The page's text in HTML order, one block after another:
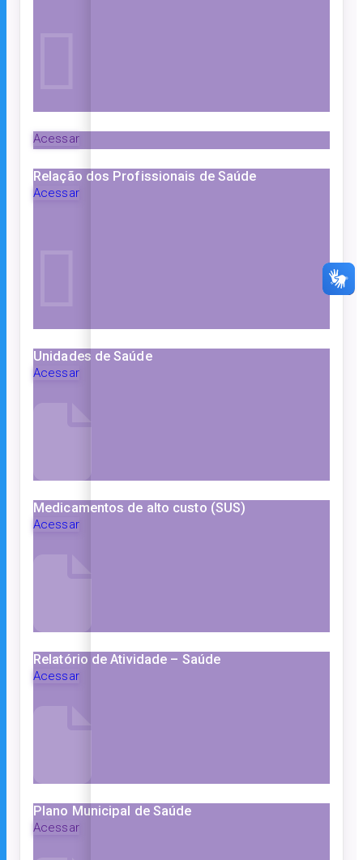
Acessar
Relação dos Profissionais de Saúde
Acessar
Unidades de Saúde
Acessar
Medicamentos de alto custo (SUS)
Acessar
Relatório de Atividade – Saúde
Acessar
Plano Municipal de Saúde
Acessar